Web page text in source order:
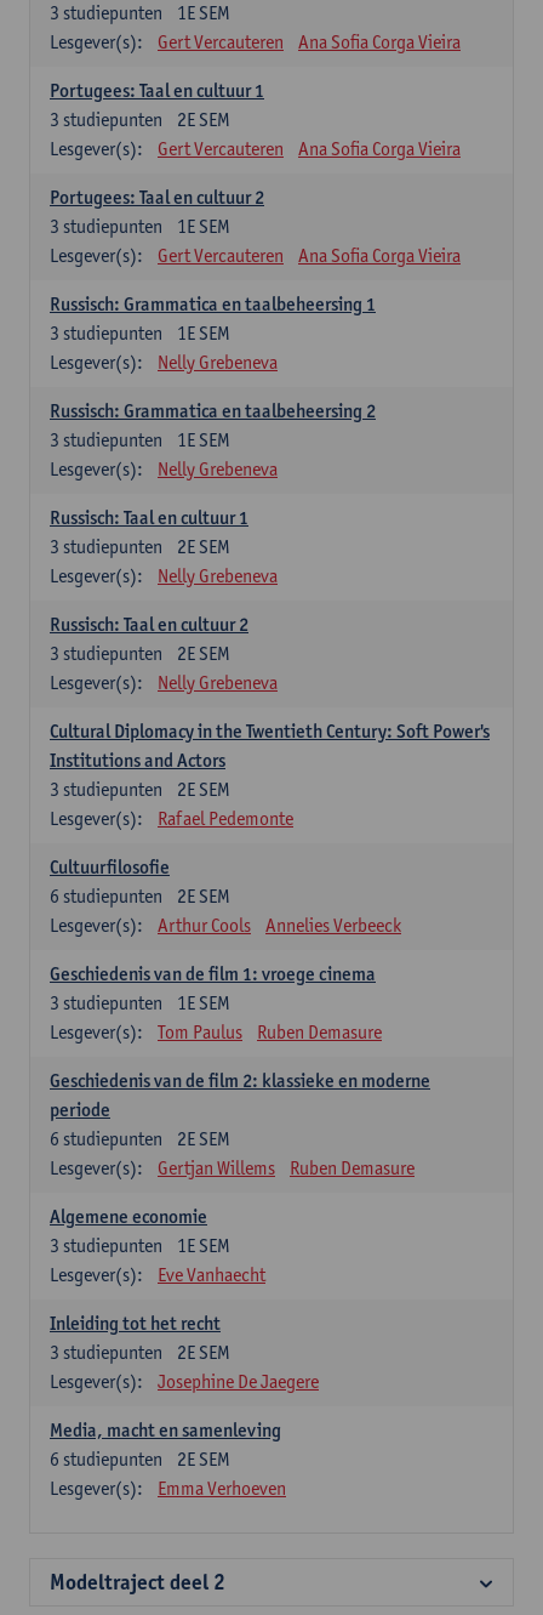
1E SEM
3 studiepunten
Lesgever(s):
Gert Vercauteren Ana Sofia Corga Vieira
Portugees: Taal en cultuur 1
2E SEM
3 studiepunten
Lesgever(s):
Gert Vercauteren Ana Sofia Corga Vieira
Portugees: Taal en cultuur 2
1E SEM
3 studiepunten
Lesgever(s):
Gert Vercauteren Ana Sofia Corga Vieira
Russisch: Grammatica en taalbeheersing 1
1E SEM
3 studiepunten
Lesgever(s):
Nelly Grebeneva
Russisch: Grammatica en taalbeheersing 2
1E SEM
3 studiepunten
Lesgever(s):
Nelly Grebeneva
Russisch: Taal en cultuur 1
2E SEM
3 studiepunten
Lesgever(s):
Nelly Grebeneva
Russisch: Taal en cultuur 2
2E SEM
3 studiepunten
Lesgever(s):
Nelly Grebeneva
Cultural Diplomacy in the Twentieth Century: Soft Power's
Institutions and Actors
2E SEM
3 studiepunten
Lesgever(s):
Rafael Pedemonte
Cultuurfilosofie
2E SEM
6 studiepunten
Lesgever(s):
Arthur Cools Annelies Verbeeck
Geschiedenis van de film 1: vroege cinema
1E SEM
3 studiepunten
Lesgever(s):
Tom Paulus Ruben Demasure
Geschiedenis van de film 2: klassieke en moderne
periode
2E SEM
6 studiepunten
Lesgever(s):
Gertjan Willems Ruben Demasure
Algemene economie
1E SEM
3 studiepunten
Lesgever(s):
Eve Vanhaecht
Inleiding tot het recht
2E SEM
3 studiepunten
Lesgever(s):
Josephine De Jaegere
Media, macht en samenleving
2E SEM
6 studiepunten
Lesgever(s):
Emma Verhoeven
Modeltraject deel 2